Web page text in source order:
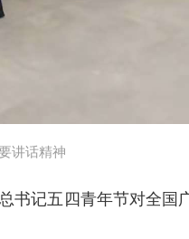
讲话精神
书记五四青年节对全国